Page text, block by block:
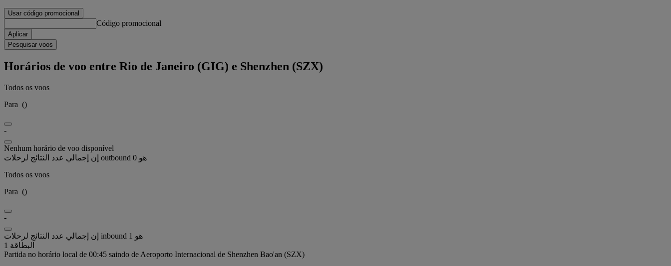
Usar código promocional
Código promocional
Aplicar
Pesquisar voos
Horários de voo entre Rio de Janeiro (GIG) e Shenzhen (SZX)
Todos os voos
Para ()
-
Nenhum horário de voo disponível
إن إجمالي عدد النتائج لرحلات outbound هو 0
Todos os voos
Para ()
-
إن إجمالي عدد النتائج لرحلات inbound هو 1
البطاقة 1
Partida no horário local de 00:45 saindo de Aeroporto Internacional de Shenzhen Bao'an (SZX)